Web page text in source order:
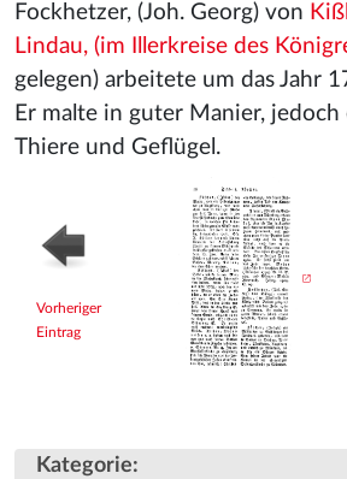
Fockhetzer, (Joh. Georg) von
Lindau, (im Illerkreise des
gelegen) arbeitete um das Jahr
Er malte in guter Manier, jedoch
Thiere und Geflügel.
Vorheriger
Eintrag
Kategorie: